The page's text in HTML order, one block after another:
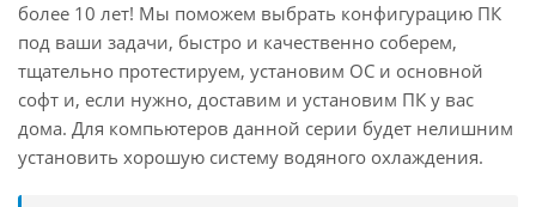
более 10 лет! Мы поможем выбрать конфигурацию ПК
под ваши задачи, быстро и качественно соберем,
тщательно протестируем, установим ОС и основной
софт и, если нужно, доставим и установим ПК у вас
дома. Для компьютеров данной серии будет нелишним
установить хорошую систему водяного охлаждения.